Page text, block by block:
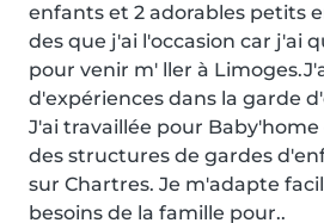
enfants et 2 adorables petits
des que j'ai l'occasion car j'ai
pour venir m' ller à
d'expériences dans la garde
J'ai travaillée pour
des structures de gardes
sur Chartres. Je m'adapte
besoins de la famille pour..